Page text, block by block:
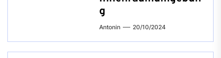
g
Antonin 20/10/2024